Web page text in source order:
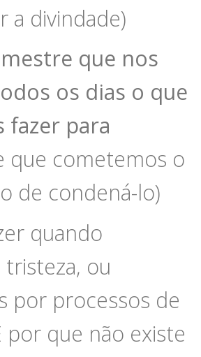
a divindade)
que nos
os dias o que
fazer para
que cometemos o
de condená-lo)
quando
ou
por processos de
por que não existe